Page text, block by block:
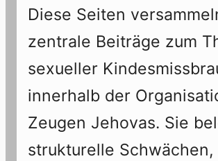
Diese Seiten
zentrale Beiträge zum
sexueller
innerhalb der
Zeugen Jehovas. Sie
strukturelle Schwächen,